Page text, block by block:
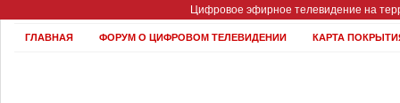
Цифровое эфирное телевидение на
ГЛАВНАЯ ФОРУМ О ЦИФРОВОМ ТЕЛЕВИДЕНИИ КАРТА